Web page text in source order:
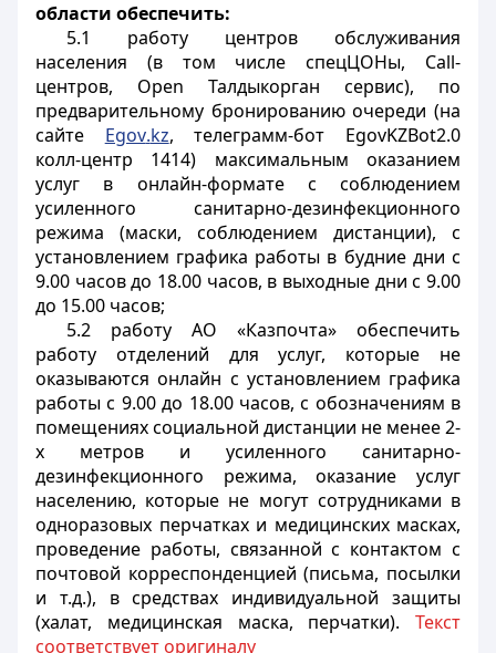
области обеспечить:
5.1 работу центров обслуживания
населения (в том числе спецЦОНы, Call-
центров, Open Талдыкорган сервис), по
предварительному бронированию очереди (на
сайте Egov.kz, телеграмм-бот EgovKZBot2.0
колл-центр 1414) максимальным оказанием
услуг в онлайн-формате с соблюдением
усиленного санитарно-дезинфекционного
режима (маски, соблюдением дистанции), с
установлением графика работы в будние дни с
9.00 часов до 18.00 часов, в выходные дни с 9.00
до 15.00 часов;
5.2 работу АО «Казпочта» обеспечить
работу отделений для услуг, которые не
оказываются онлайн с установлением графика
работы с 9.00 до 18.00 часов, с обозначениям в
помещениях социальной дистанции не менее 2-
х метров и усиленного санитарно-
дезинфекционного режима, оказание услуг
населению, которые не могут сотрудниками в
одноразовых перчатках и медицинских масках,
проведение работы, связанной с контактом с
почтовой корреспонденцией (письма, посылки
и т.д.), в средствах индивидуальной защиты
(халат, медицинская маска, перчатки). Текст
соответствует оригиналу